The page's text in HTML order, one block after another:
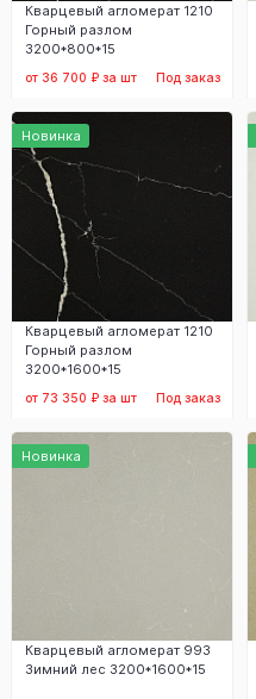
Кварцевый агломерат 1210
Горный разлом
3200*800*15
от 36 700 ₽ за шт Под заказ
Заказать
Новинка
Кварцевый агломерат 1210
Горный разлом
3200*1600*15
от 73 350 ₽ за шт Под заказ
Заказать
Новинка
Кварцевый агломерат 993
Зимний лес 3200*1600*15